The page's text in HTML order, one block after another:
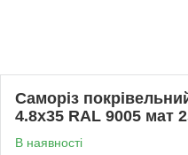
Саморіз
4.8х35 RAL 9005 мат
В наявності